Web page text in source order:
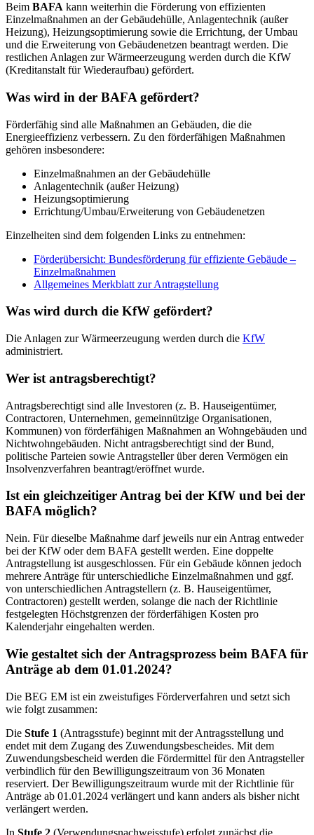
Beim BAFA kann weiterhin die Förderung von effizienten
Einzelmaßnahmen an der Gebäudehülle, Anlagentechnik (außer
Heizung), Heizungsoptimierung sowie die Errichtung, der Umbau
und die Erweiterung von Gebäudenetzen beantragt werden. Die
restlichen Anlagen zur Wärmeerzeugung werden durch die KfW
(Kreditanstalt für Wiederaufbau) gefördert.
Was wird in der BAFA gefördert?
Förderfähig sind alle Maßnahmen an Gebäuden, die die
Energieeffizienz verbessern. Zu den förderfähigen Maßnahmen
gehören insbesondere:
Einzelmaßnahmen an der Gebäudehülle
Anlagentechnik (außer Heizung)
Heizungsoptimierung
Errichtung/Umbau/Erweiterung von Gebäudenetzen
Einzelheiten sind dem folgenden Links zu entnehmen:
Förderübersicht: Bundesförderung für effiziente Gebäude –
Einzelmaßnahmen
Allgemeines Merkblatt zur Antragstellung
Was wird durch die KfW gefördert?
Die Anlagen zur Wärmeerzeugung werden durch die KfW
administriert.
Wer ist antragsberechtigt?
Antragsberechtigt sind alle Investoren (z. B. Hauseigentümer,
Contractoren, Unternehmen, gemeinnützige Organisationen,
Kommunen) von förderfähigen Maßnahmen an Wohngebäuden und
Nichtwohngebäuden. Nicht antragsberechtigt sind der Bund,
politische Parteien sowie Antragsteller über deren Vermögen ein
Insolvenzverfahren beantragt/eröffnet wurde.
Ist ein gleichzeitiger Antrag bei der KfW und bei der
BAFA möglich?
Nein. Für dieselbe Maßnahme darf jeweils nur ein Antrag entweder
bei der KfW oder dem BAFA gestellt werden. Eine doppelte
Antragstellung ist ausgeschlossen. Für ein Gebäude können jedoch
mehrere Anträge für unterschiedliche Einzelmaßnahmen und ggf.
von unterschiedlichen Antragstellern (z. B. Hauseigentümer,
Contractoren) gestellt werden, solange die nach der Richtlinie
festgelegten Höchstgrenzen der förderfähigen Kosten pro
Kalenderjahr eingehalten werden.
Wie gestaltet sich der Antragsprozess beim BAFA für
Anträge ab dem 01.01.2024?
Die BEG EM ist ein zweistufiges Förderverfahren und setzt sich
wie folgt zusammen:
Die Stufe 1 (Antragsstufe) beginnt mit der Antragsstellung und
endet mit dem Zugang des Zuwendungsbescheides. Mit dem
Zuwendungsbescheid werden die Fördermittel für den Antragsteller
verbindlich für den Bewilligungszeitraum von 36 Monaten
reserviert. Der Bewilligungszeitraum wurde mit der Richtlinie für
Anträge ab 01.01.2024 verlängert und kann anders als bisher nicht
verlängert werden.
In Stufe 2 (Verwendungsnachweisstufe) erfolgt zunächst die